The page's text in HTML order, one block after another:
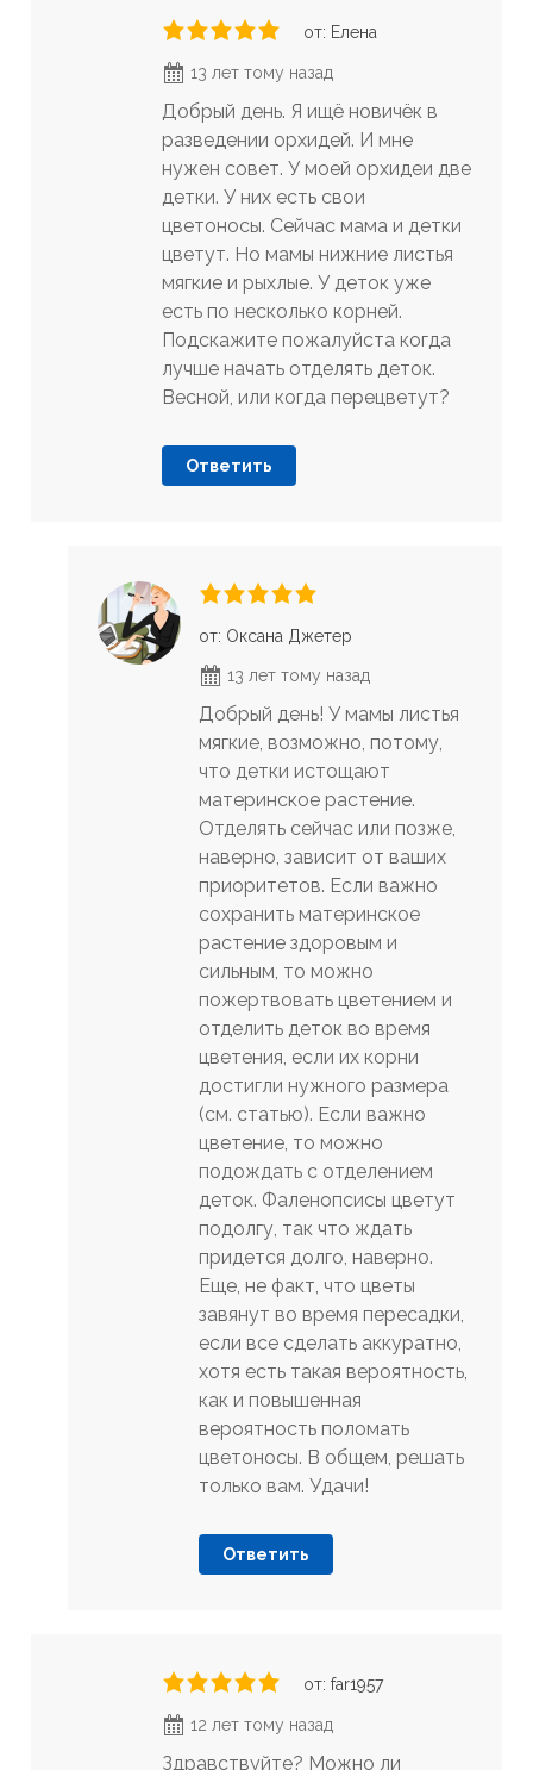
от: Елена
13 лет тому назад
Добрый день. Я ищё новичёк в
разведении орхидей. И мне
нужен совет. У моей орхидеи две
детки. У них есть свои
цветоносы. Сейчас мама и детки
цветут. Но мамы нижние листья
мягкие и рыхлые. У деток уже
есть по несколько корней.
Подскажите пожалуйста когда
лучше начать отделять деток.
Весной, или когда перецветут?
Ответить
от: Оксана Джетер
13 лет тому назад
Добрый день! У мамы листья
мягкие, возможно, потому,
что детки истощают
материнское растение.
Отделять сейчас или позже,
наверно, зависит от ваших
приоритетов. Если важно
сохранить материнское
растение здоровым и
сильным, то можно
пожертвовать цветением и
отделить деток во время
цветения, если их корни
достигли нужного размера
(см. статью). Если важно
цветение, то можно
подождать с отделением
деток. Фаленопсисы цветут
подолгу, так что ждать
придется долго, наверно.
Еще, не факт, что цветы
завянут во время пересадки,
если все сделать аккуратно,
хотя есть такая вероятность,
как и повышенная
вероятность поломать
цветоносы. В общем, решать
только вам. Удачи!
Ответить
от: far1957
12 лет тому назад
Здравствуйте? Можно ли